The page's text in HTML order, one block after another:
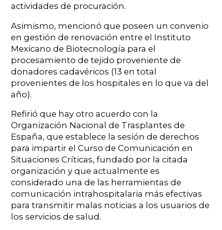
actividades de procuración.
Asimismo, mencionó que poseen un convenio
en gestión de renovación entre el Instituto
Mexicano de Biotecnología para el
procesamiento de tejido proveniente de
donadores cadavéricos (13 en total
provenientes de los hospitales en lo que va del
año).
Refirió que hay otro acuerdo con la
Organización Nacional de Trasplantes de
España, que establece la sesión de derechos
para impartir el Curso de Comunicación en
Situaciones Críticas, fundado por la citada
organización y que actualmente es
considerado una de las herramientas de
comunicación intrahospitalaria más efectivas
para transmitir malas noticias a los usuarios de
los servicios de salud.